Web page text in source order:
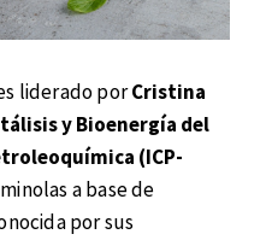
liderado porCristina
y Bioenergía del
(ICP-
a base de
por sus